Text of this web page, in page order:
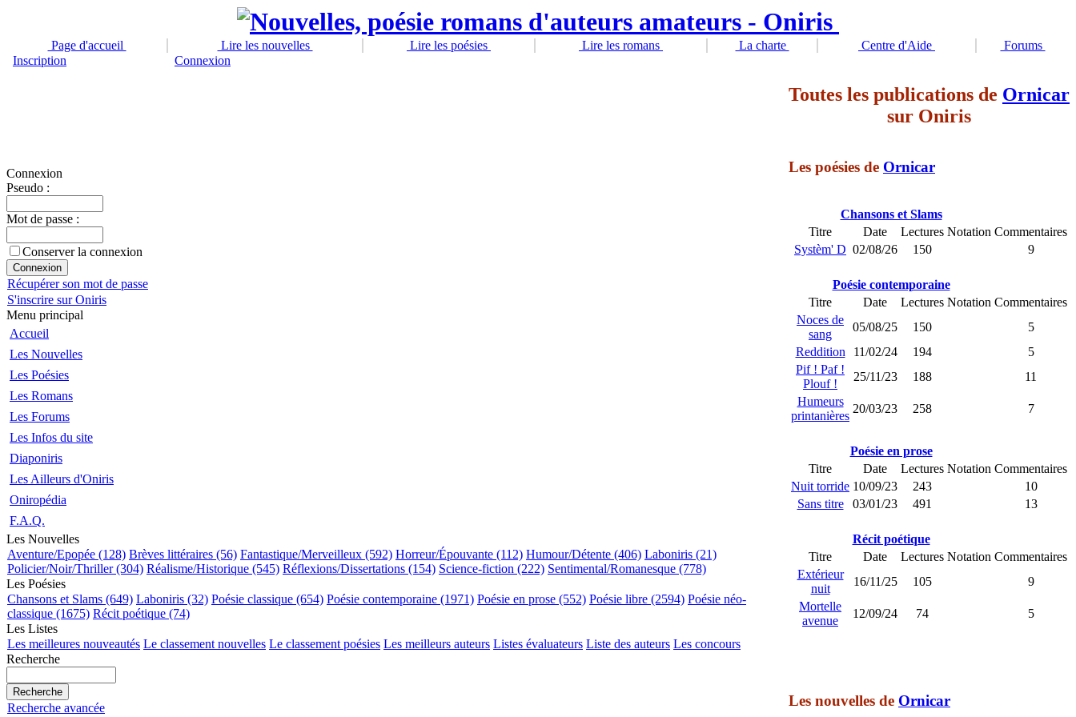
Page d'accueil Lire les nouvelles Lire les poésies Lire les romans La charte Centre d'Aide
Forums
Inscription
Connexion
Connexion
Pseudo :
Mot de passe :
Conserver la connexion
Récupérer son mot de passe
S'inscrire sur Oniris
Menu principal
Accueil
Les Nouvelles
Les Poésies
Les Romans
Les Forums
Les Infos du site
Diaponiris
Les Ailleurs d'Oniris
Oniropédia
F.A.Q.
Les Nouvelles
Aventure/Epopée (128) Brèves littéraires (56) Fantastique/Merveilleux (592) Horreur/Épouvante (112) Humour/Détente (406) Laboniris (21)
Policier/Noir/Thriller (304) Réalisme/Historique (545) Réflexions/Dissertations (154) Science-fiction (222) Sentimental/Romanesque (778)
Les Poésies
Chansons et Slams (649) Laboniris (32) Poésie classique (654) Poésie contemporaine (1971) Poésie en prose (552) Poésie libre (2594) Poésie néo-
classique (1675) Récit poétique (74)
Les Listes
Les meilleures nouveautés Le classement nouvelles Le classement poésies Les meilleurs auteurs Listes évaluateurs Liste des auteurs Les concours
Recherche
Recherche avancée
Toutes les publications de Ornicar
sur Oniris
Les poésies de Ornicar
Chansons et Slams
Titre
Date Lectures Notation Commentaires
Systèm' D 02/08/26 150 9
Poésie contemporaine
Titre
Date Lectures Notation Commentaires
Noces de
sang
05/08/25 150
5
Reddition
11/02/24 194
5
Pif ! Paf !
Plouf !
25/11/23 188
11
Humeurs
printanières
20/03/23 258 7
Poésie en prose
Titre
Date Lectures Notation Commentaires
Nuit torride 10/09/23 243
10
Sans titre
03/01/23 491 13
Récit poétique
Titre
Date Lectures Notation Commentaires
Extérieur
nuit
16/11/25 105
9
Mortelle
avenue
12/09/24 74 5
Les nouvelles de Ornicar